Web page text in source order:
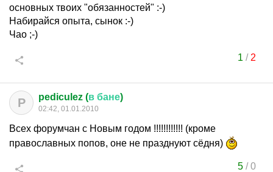
основных твоих "обязанностей" :-)
Набирайся опыта, сынок :-)
Чао ;-)
1 / 2
P pediculez (в бане)
02:42, 01.01.2010
Всех форумчан с Новым годом !!!!!!!!!!!! (кроме
православных попов, оне не празднуют сёдня)
5/0